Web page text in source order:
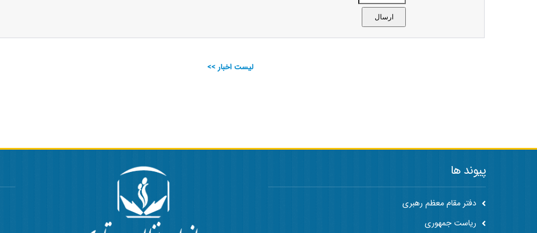
لیست اخبار >>
پیوند ها
دفتر مقام معظم رهبری
ریاست جمهوری